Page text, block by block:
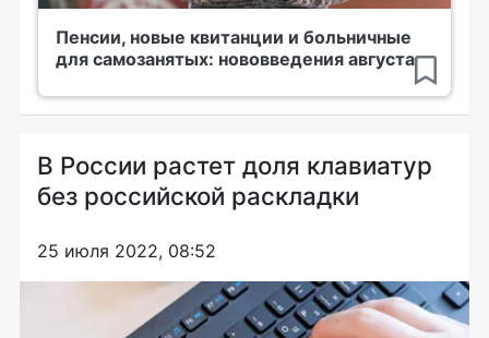
Пенсии, новые квитанции и больничные
для самозанятых: нововведения августа
В России растет доля клавиатур
без российской раскладки
25 июля 2022, 08:52